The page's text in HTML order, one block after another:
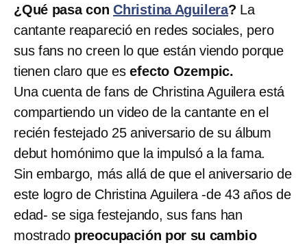
¿Qué pasa conChristina Aguilera? La
cantante reapareció en redes sociales, pero
sus fans no creen lo que están viendo porque
tienen claro que es efecto Ozempic.
Una cuenta de fans de Christina Aguilera está
compartiendo un video de la cantante en el
recién festejado 25 aniversario de su álbum
debut homónimo que la impulsó a la fama.
Sin embargo, más allá de que el aniversario de
este logro de Christina Aguilera -de 43 años de
edad- se siga festejando, sus fans han
mostrado preocupación por su cambio